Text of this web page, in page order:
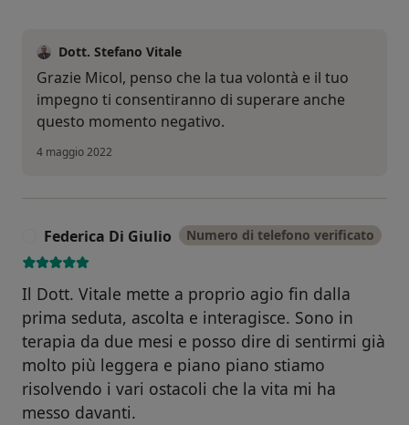
Dott. Stefano Vitale
Grazie Micol, penso che la tua volontà e il tuo
impegno ti consentiranno di superare anche
questo momento negativo.
4 maggio 2022
Federica Di Giulio Numero di telefono verificato
Il Dott. Vitale mette a proprio agio fin dalla
prima seduta, ascolta e interagisce. Sono in
terapia da due mesi e posso dire di sentirmi già
molto più leggera e piano piano stiamo
risolvendo i vari ostacoli che la vita mi ha
messo davanti.